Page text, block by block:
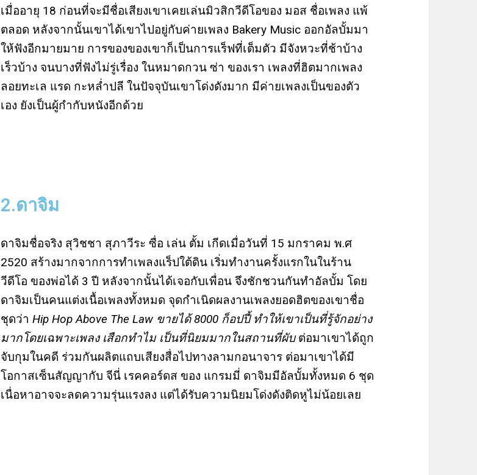
เมื่ออายุ 18 ก่อนที่จะมีชื่อเสียงเขาเคยเล่นมิวสิกวีดีโอของ มอส ชื่อเพลง แพ้
ตลอด หลังจากนั้นเขาได้เขาไปอยู่กับค่ายเพลง Bakery Music ออกอัลบั้มมา
ให้ฟังอีกมายมาย การของของเขาก็เป็นการแร็ฟที่เต็มตัว มีจังหวะที่ช้าบ้าง
เร็วบ้าง จนบางที่ฟังไม่รู่เรื่อง ในหมาดกวน ซ่า ของเรา เพลงที่ฮิตมากเพลง
ลอยทะเล แรด กะหล่ำปลี ในปัจจุบันเขาโด่งดังมาก มีค่ายเพลงเป็นของตัว
เอง ยังเป็นผู้กำกับหนังอีกด้วย
2.ดาจิม
ดาจิมชื่อจริง สุวิชชา สุภาวีระ ซื่อ เล่น ตั้ม เกีดเมื่อวันที่ 15 มกราคม พ.ศ
2520 สร้างมากจากการทำเพลงแร็ปใต้ดิน เริ่มทำงานครั้งแรกในในร้าน
วีดีโอ ของพ่อได้ 3 ปี หลังจากนั้นได้เจอกับเพื่อน จึงชักชวนกันทำอัลบั้ม โดย
ดาจิมเป็นคนแต่งเนื้อเพลงทั้งหมด จุดกำเนิดผลงานเพลงยอดฮิตของเขาชื่อ
ชุดว่าHip Hop Above The Law ขายได้ 8000 ก็อปปี้ ทำให้เขาเป็นที่รู้จักอย่าง
มากโดยเฉพาะเพลง เสือกทำไม เป็นที่นิยมมากในสถานที่ผับต่อมาเขาได้ถูก
จับกุมในคดี ร่วมกันผลิตแถบเสียงสื่อไปทางลามกอนาจาร ต่อมาเขาได้มี
โอกาสเซ็นสัญญากับ จีนี่ เรคคอร์ดส ของ แกรมมี่ ดาจิมมีอัลบั้มทั้งหมด 6 ชุด
เนื่อหาอาจจะลดความรุ่นแรงลง แต่ได้รับความนิยมโด่งดังติดหูไม่น้อยเลย